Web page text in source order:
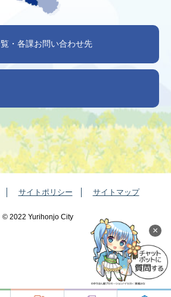
×
・各課お問い合わせ先
サイトポリシー サイトマップ
©️ 2022 Yurihonjo City